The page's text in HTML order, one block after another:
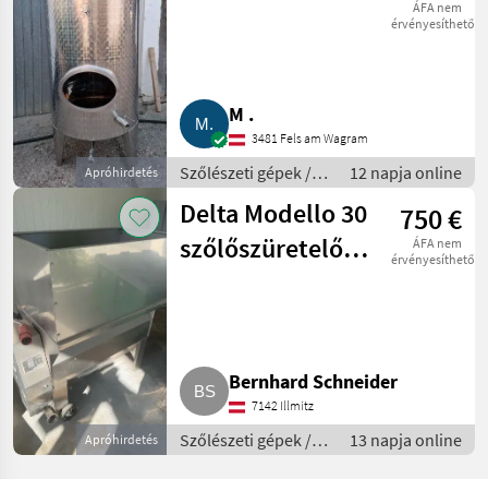
Apróhirdetés
ÁFA nem
érvényesíthető
M .
3481 Fels am Wagram
Szőlészeti gépek /
Pincészeti gépek
12 napja online
Apróhirdetés
Delta Modello 30
szőlőszüretelő
750 €
ÁFA nem
érvényesíthető
Bernhard Schneider
7142 Illmitz
Szőlészeti gépek /
Pincészeti gépek
13 napja online